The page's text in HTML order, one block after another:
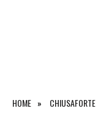
HOME CHIUSAFORTE